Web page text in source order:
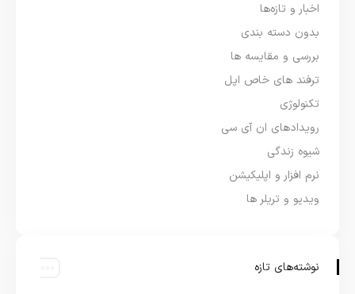
اخبار و تازه‌ها
بدون دسته بندی
بررسی و مقایسه ها
ترفند های خاص اپل
تکنولوژی
رویدادهای ان آی سی
شیوه زندگی
نرم افزار و اپلیکیشن
ویدیو و تریلر ها
نوشته‌های تازه